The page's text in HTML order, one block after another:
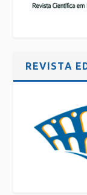
REVISTA